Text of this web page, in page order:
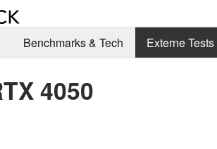
Benchmarks & Tech Externe Tests
4050